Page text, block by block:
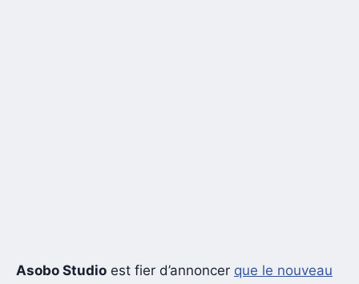
Asobo Studio est fier d’annoncer que le nouveau